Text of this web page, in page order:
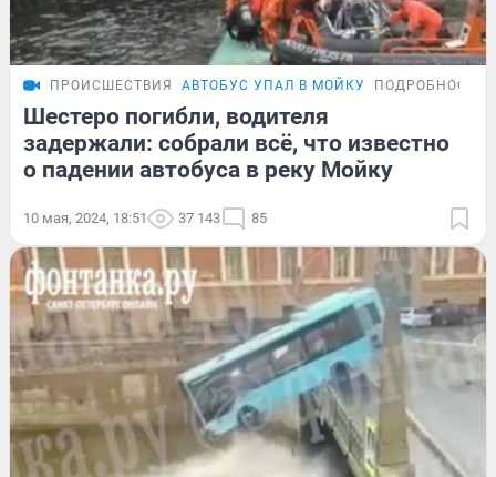
ПРОИСШЕСТВИЯ АВТОБУС УПАЛ В МОЙКУ ПОДРОБНОСТИ
Шестеро погибли, водителя
задержали: собрали всё, что известно
о падении автобуса в реку Мойку
10 мая, 2024, 18:51 37 143 85